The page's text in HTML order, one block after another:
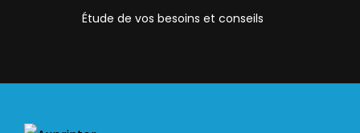
Étude de vos besoins et conseils